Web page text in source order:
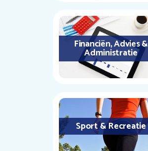
Financiën, Advies &
Administratie
Sport & Recreatie